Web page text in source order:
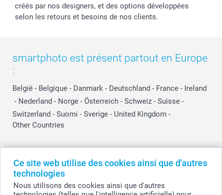
Ce site web utilise des cookies ainsi que d'autres
technologies
Nous utilisons des cookies ainsi que d'autres
créés par nos designers, et des options développées
selon les retours et besoins de nos clients.
smartphoto est présent partout en Europe
:
België - Belgique - Danmark - Deutschland - France - Ireland
- Nederland - Norge - Österreich - Schweiz - Suisse -
Switzerland - Suomi - Sverige - United Kingdom -
Other Countries
Tous les prix sont en EURO (€), TVA incluse et hors frais de port.